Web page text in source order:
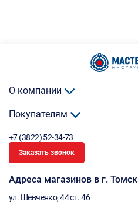
О компании
Покупателям
+7 (3822) 52-34-73
Заказать звонок
Адреса магазинов в г. Томск
ул. Шевченко, 44 ст. 46